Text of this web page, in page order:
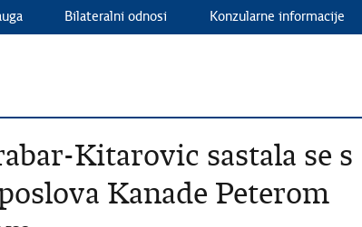
Bilateralni odnosi Konzularne informacije
Kitarovic sastala se s
Kanade Peterom